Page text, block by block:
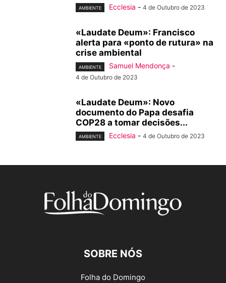
AMBIENTE Ecclesia - 4 de Outubro de 2023
«Laudate Deum»: Francisco
alerta para «ponto de rutura» na
crise ambiental
AMBIENTE Samuel Mendonça -
4 de Outubro de 2023
«Laudate Deum»: Novo
documento do Papa desafia
COP28 a tomar decisões...
AMBIENTE Ecclesia - 4 de Outubro de 2023
SOBRE NÓS
Folha do Domingo